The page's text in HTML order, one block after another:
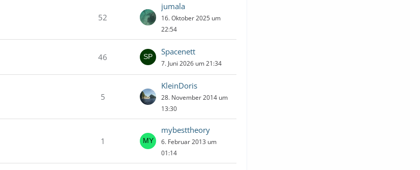
52
jumala
16. Oktober 2025 um
22:54
46
Spacenett
7. Juni 2026 um 21:34
5
KleinDoris
28. November 2014 um
13:30
1
mybesttheory
6. Februar 2013 um
01:14